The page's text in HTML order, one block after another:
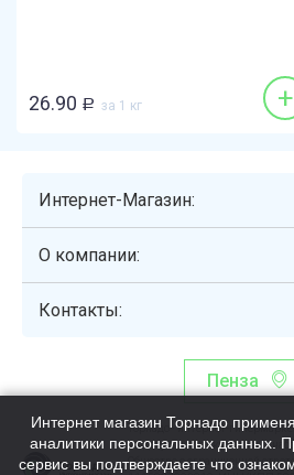
26.90 Р за 1 кг +
Интернет-Магазин:
О компании:
Контакты:
Пенза
Торнадо - интернет-
выдачу и доставку готовых
Общество с ограниченной
Интернет магазин Торнадо
аналитики персональных данных.
сервис вы подтверждаете что